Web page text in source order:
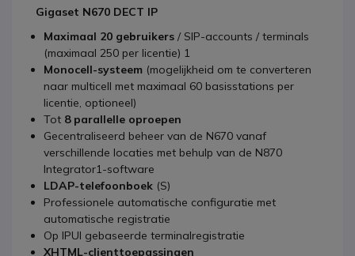
Gigaset N670 DECT IP
Maximaal 20 gebruikers / SIP-accounts / terminals
(maximaal 250 per licentie) 1
Monocell-systeem (mogelijkheid om te converteren
naar multicell met maximaal 60 basisstations per
licentie, optioneel)
Tot 8 parallelle oproepen
Gecentraliseerd beheer van de N670 vanaf
verschillende locaties met behulp van de N870
Integrator1-software
LDAP-telefoonboek (S)
Professionele automatische configuratie met
automatische registratie
Op IPUI gebaseerde terminalregistratie
XHTML-clienttoepassingen